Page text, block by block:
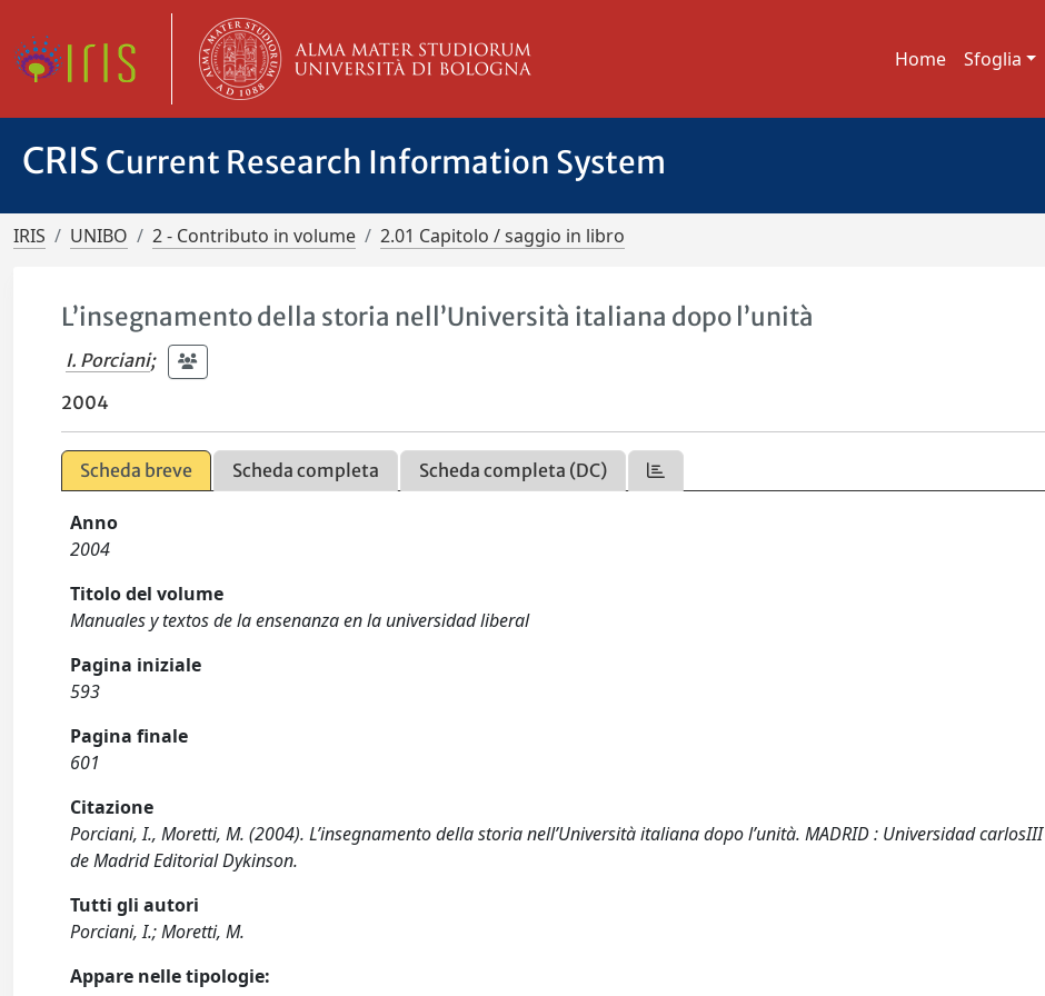
Home Sfoglia
CRIS Current Research Information System
IRIS UNIBO 2 - Contributo in volume 2.01 Capitolo / saggio in libro
L’insegnamento della storia nell’Università italiana dopo l’unità
I. Porciani;
2004
Scheda breve Scheda completa Scheda completa (DC)
Anno
2004
Titolo del volume
Manuales y textos de la ensenanza en la universidad liberal
Pagina iniziale
593
Pagina finale
601
Citazione
Porciani, I., Moretti, M. (2004). L’insegnamento della storia nell’Università italiana dopo l’unità. MADRID : Universidad carlosIII
de Madrid Editorial Dykinson.
Tutti gli autori
Porciani, I.; Moretti, M.
Appare nelle tipologie: